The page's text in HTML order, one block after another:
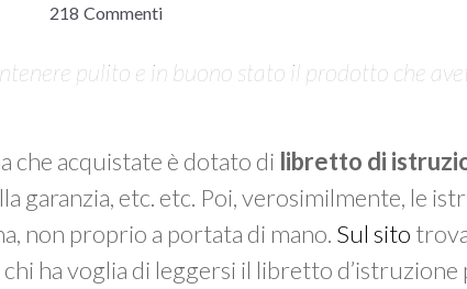
218 Commenti
pulito e in buono stato il prodotto che
che acquistate è dotato di libretto di
garanzia, etc. etc. Poi, verosimilmente, le
non proprio a portata di mano. Sul sito
ha voglia di leggersi il libretto d’istruzione